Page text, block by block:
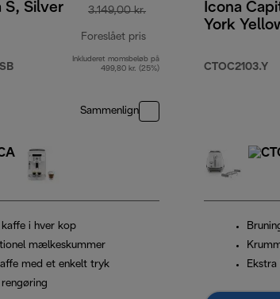
S, Silver
3.149,00 kr.
Foreslået pris
oprindelig pris 3.149,00
Inkluderet momsbeløb på
499,80 kr. (25%)
Sammenlign
kaffe i hver kop
mælkeskummer
med et enkelt tryk
rengøring
Icona
York
CTOC2103.Y